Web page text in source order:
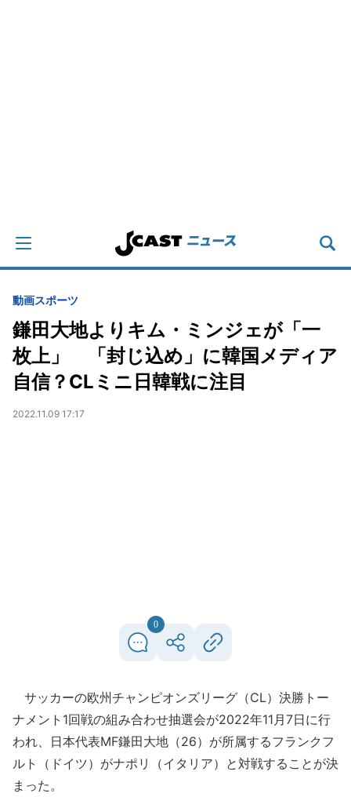
動画スポーツ
鎌田大地よりキム・ミンジェが「一
枚上」 「封じ込め」に韓国メディア
自信？CLミニ日韓戦に注目
2022.11.09 17:17
0
サッカーの欧州チャンピオンズリーグ（CL）決勝トー
ナメント1回戦の組み合わせ抽選会が2022年11月7日に行
われ、日本代表MF鎌田大地（26）が所属するフランクフ
ルト（ドイツ）がナポリ（イタリア）と対戦することが決
まった。